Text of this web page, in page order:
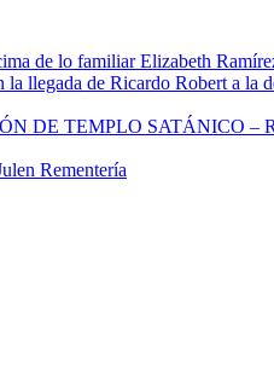
de lo familiar Elizabeth
la llegada de Ricardo Robert a la
DE TEMPLO SATÁNICO –
Rementería